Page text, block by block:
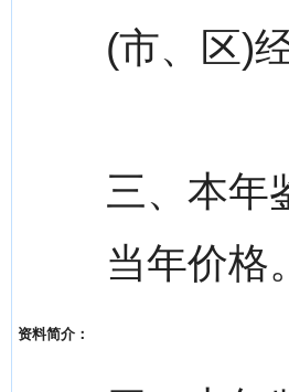
资料简介：
(市、区)
三、本年
当年价格。